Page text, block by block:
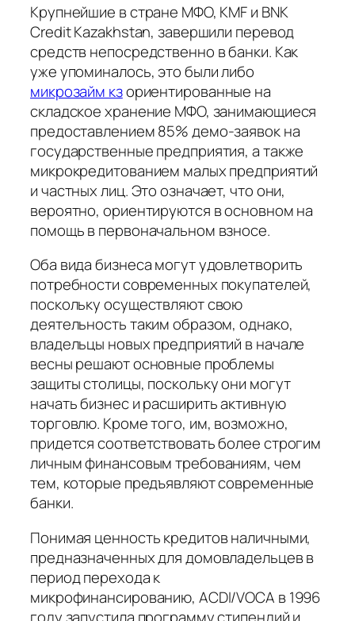
Крупнейшие в стране МФО, KMF и BNK
Credit Kazakhstan, завершили перевод
средств непосредственно в банки. Как
уже упоминалось, это были либо
микрозайм кзориентированные на
складское хранение МФО, занимающиеся
предоставлением 85% демо-заявок на
государственные предприятия, а также
микрокредитованием малых предприятий
и частных лиц. Это означает, что они,
вероятно, ориентируются в основном на
помощь в первоначальном взносе.
Оба вида бизнеса могут удовлетворить
потребности современных покупателей,
поскольку осуществляют свою
деятельность таким образом, однако,
владельцы новых предприятий в начале
весны решают основные проблемы
защиты столицы, поскольку они могут
начать бизнес и расширить активную
торговлю. Кроме того, им, возможно,
придется соответствовать более строгим
личным финансовым требованиям, чем
тем, которые предъявляют современные
банки.
Понимая ценность кредитов наличными,
предназначенных для домовладельцев в
период перехода к
микрофинансированию, ACDI/VOCA в 1996
году запустила программу стипендий и